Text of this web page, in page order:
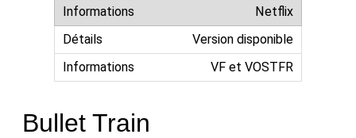
Netflix
Version disponible
VF et VOSTFR
Bullet Train